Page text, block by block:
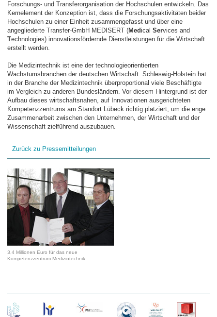
Forschungs- und Transferorganisation der Hochschulen entwickeln. Das
Kernelement der Konzeption ist, dass die Forschungsaktivitäten beider
Hochschulen zu einer Einheit zusammengefasst und über eine
angegliederte Transfer-GmbH MEDISERT (Medical Services and
Technologies) innovationsfördernde Dienstleistungen für die Wirtschaft
erstellt werden.
Die Medizintechnik ist eine der technologieorientierten
Wachstumsbranchen der deutschen Wirtschaft. Schleswig-Holstein hat
in der Branche der Medizintechnik überproportional viele Beschäftigte
im Vergleich zu anderen Bundesländern. Vor diesem Hintergrund ist der
Aufbau dieses wirtschaftsnahen, auf Innovationen ausgerichteten
Kompetenzzentrums am Standort Lübeck richtig platziert, um die enge
Zusammenarbeit zwischen den Unternehmen, der Wirtschaft und der
Wissenschaft zielführend auszubauen.
Zurück zu Pressemitteilungen
3,4 Millionen Euro für das neue
Kompetenzzentrum Medizintechnik